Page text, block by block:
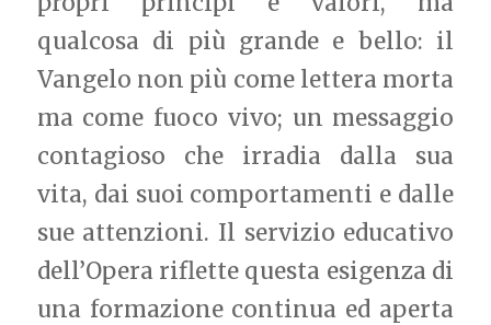
qualcosa di più grande e bello: il
Vangelo non più come lettera morta
ma come fuoco vivo; un messaggio
contagioso che irradia dalla sua
vita, dai suoi comportamenti e dalle
sue attenzioni. Il servizio educativo
dell’Opera riflette questa esigenza di
una formazione continua ed aperta